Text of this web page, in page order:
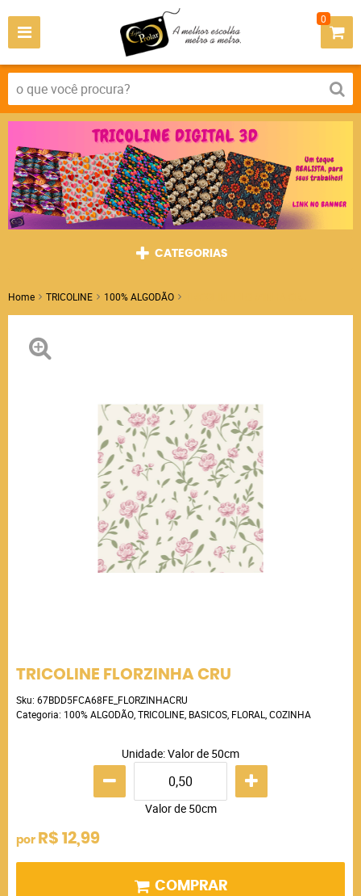
0
CATEGORIAS
Home TRICOLINE 100% ALGODÃO
TRICOLINE FLORZINHA CRU
Sku: 67BDD5FCA68FE_FLORZINHACRU
Categoria: 100% ALGODÃO TRICOLINE BASICOS FLORAL COZINHA
Unidade: Valor de 50cm
Valor de 50cm
por R$ 12,99
COMPRAR